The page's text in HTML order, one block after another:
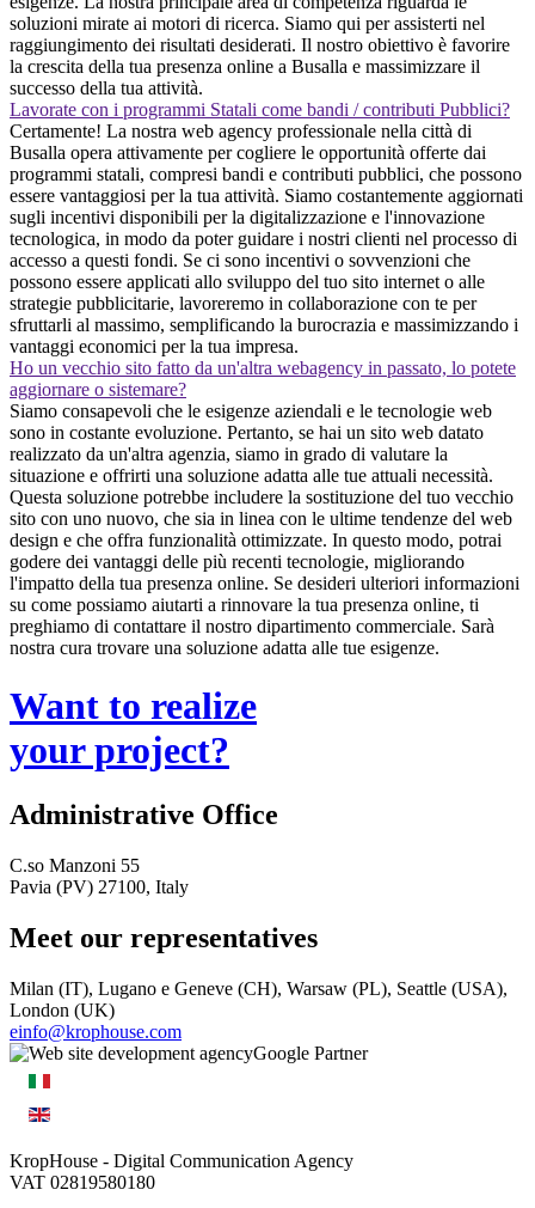
soluzioni mirate ai motori di ricerca. Siamo qui per assisterti nel
raggiungimento dei risultati desiderati. Il nostro obiettivo è favorire
la crescita della tua presenza online a Busalla e massimizzare il
successo della tua attività.
Lavorate con i programmi Statali come bandi / contributi Pubblici?
Certamente! La nostra web agency professionale nella città di
Busalla opera attivamente per cogliere le opportunità offerte dai
programmi statali, compresi bandi e contributi pubblici, che possono
essere vantaggiosi per la tua attività. Siamo costantemente aggiornati
sugli incentivi disponibili per la digitalizzazione e l'innovazione
tecnologica, in modo da poter guidare i nostri clienti nel processo di
accesso a questi fondi. Se ci sono incentivi o sovvenzioni che
possono essere applicati allo sviluppo del tuo sito internet o alle
strategie pubblicitarie, lavoreremo in collaborazione con te per
sfruttarli al massimo, semplificando la burocrazia e massimizzando i
vantaggi economici per la tua impresa.
Ho un vecchio sito fatto da un'altra webagency in passato, lo potete
aggiornare o sistemare?
Siamo consapevoli che le esigenze aziendali e le tecnologie web
sono in costante evoluzione. Pertanto, se hai un sito web datato
realizzato da un'altra agenzia, siamo in grado di valutare la
situazione e offrirti una soluzione adatta alle tue attuali necessità.
Questa soluzione potrebbe includere la sostituzione del tuo vecchio
sito con uno nuovo, che sia in linea con le ultime tendenze del web
design e che offra funzionalità ottimizzate. In questo modo, potrai
godere dei vantaggi delle più recenti tecnologie, migliorando
l'impatto della tua presenza online. Se desideri ulteriori informazioni
su come possiamo aiutarti a rinnovare la tua presenza online, ti
preghiamo di contattare il nostro dipartimento commerciale. Sarà
nostra cura trovare una soluzione adatta alle tue esigenze.
Want to realize
your project?
Administrative Office
C.so Manzoni 55
Pavia (PV) 27100, Italy
Meet our representatives
Milan (IT), Lugano e Geneve (CH), Warsaw (PL), Seattle (USA),
London (UK)
einfo@krophouse.com
KropHouse - Digital Communication Agency
VAT 02819580180